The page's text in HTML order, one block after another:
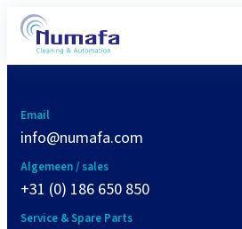
Email
info@numafa.com
Algemeen / sales
+31 (0) 186 650 850
Service & Spare Parts